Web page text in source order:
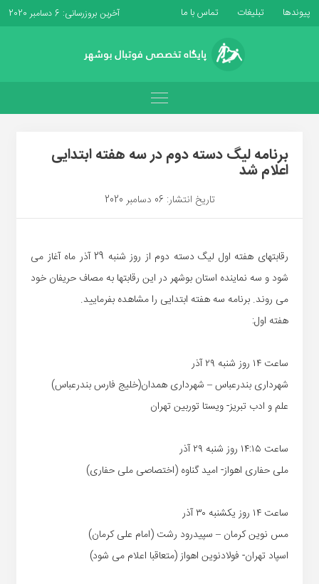
پیوندها تبلیغات تماس با ما آخرین بروزرسانی: 6 دسامبر 2020
برنامه لیگ دسته دوم در سه هفته ابتدایی
اعلام شد
تاریخ انتشار: 06 دسامبر 2020
رقابتهای هفته اول لیگ دسته دوم از روز شنبه 29 آذر ماه آغاز می
شود و سه نماینده استان بوشهر در این رقابتها به مصاف حریفان خود
می روند. برنامه سه هفته ابتدایی را مشاهده بفرمایید.
هفته اول:
ساعت ۱۴ روز شنبه ۲۹ آذر
شهرداری بندرعباس – شهرداری همدان(خلیج فارس بندرعباس)
علم و ادب تبریز- ویستا توربین تهران
ساعت ۱۴:۱۵ روز شنبه ۲۹ آذر
ملی حفاری اهواز- امید گناوه (اختصاصی ملی حفاری)
ساعت ۱۴ روز یکشنبه ۳۰ آذر
مس نوین کرمان – سپیدرود رشت (امام علی کرمان)
اسپاد تهران- فولادنوین اهواز (متعاقبا اعلام می شود)